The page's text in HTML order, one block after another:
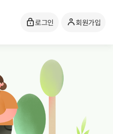
로그인 회원가입